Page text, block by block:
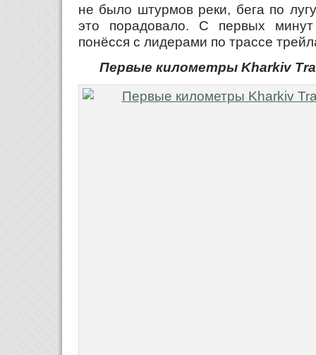
не было штурмов реки, бега по
это порадовало. С первых
понёсся с лидерами по трассе
Первые километры Kharkiv